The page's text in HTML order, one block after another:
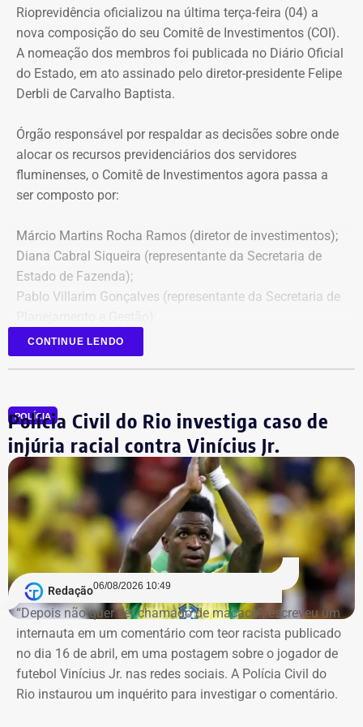
Rioprevidência oficializou na última terça-feira (04) a
nova composição do seu Comitê de Investimentos (COI).
A nomeação dos membros foi publicada no Diário Oficial
do Estado, em ato assinado pelo diretor-presidente Felipe
Derbli de Carvalho Baptista.
Órgão responsável por respaldar as decisões sobre onde
alocar os recursos previdenciários dos servidores
fluminenses, o Comitê de Investimentos agora passa a
ser composto por:
Márcio Martins Rocha Ramos (diretor de investimentos);
Diana Cabral Siqueira (representante da Secretaria de
Estado de Fazenda);
Pablo Villarim Gonçalves (representante da Secretaria de
Alisson José Ramos Batista (servidor do Corpo Técnico
do Rioprevidência);
Retroatividade de atos para garantir
segurança jurídica
Um dos pontos de destaque no ato administrativo é a
atribuição de efeitos retroativos a 1º de julho de 2026.
Segundo a portaria, a medida serve para validar e
regularizar decisões de gestão e investimentos que já
vinham sendo praticados pelos servidores designados
desde o mês passado. O fundo justifica a retroatividade
na necessidade de preservar a continuidade do serviço
público, a eficiência e a segurança jurídica de suas
operações.
CONTINUE LENDO
POLÍCIA
Polícia Civil do Rio investiga caso de
injúria racial contra Vinícius Jr.
Redação06/08/2026 10:49
“Depois não quer ser chamado de macaco”, escreveu um
internauta em um comentário com teor racista publicado
no dia 16 de abril, em uma postagem sobre o jogador de
futebol Vinícius Jr. nas redes sociais. A Polícia Civil do
Rio instaurou um inquérito para investigar o comentário.